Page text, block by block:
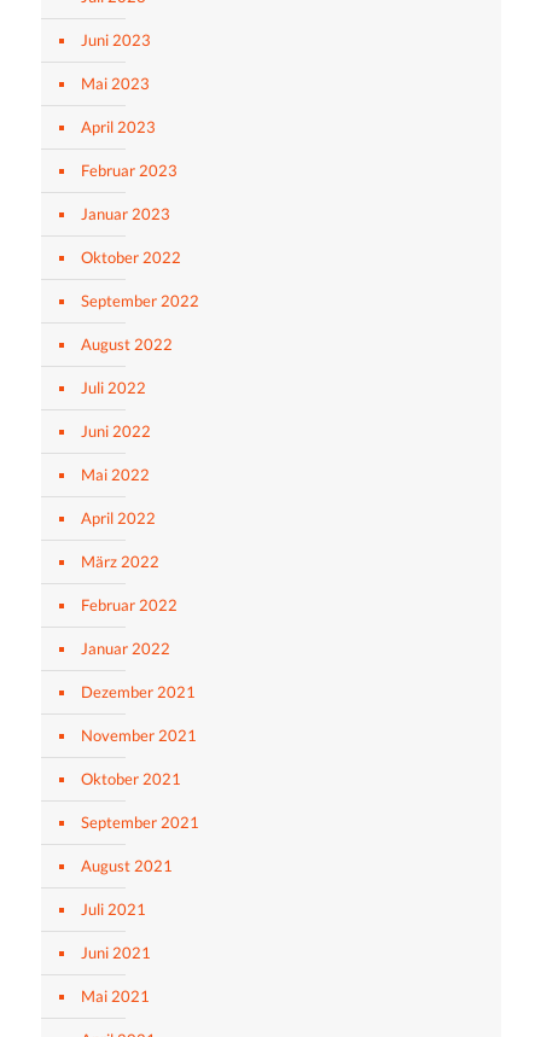
Juni 2023
Mai 2023
April 2023
Februar 2023
Januar 2023
Oktober 2022
September 2022
August 2022
Juli 2022
Juni 2022
Mai 2022
April 2022
März 2022
Februar 2022
Januar 2022
Dezember 2021
November 2021
Oktober 2021
September 2021
August 2021
Juli 2021
Juni 2021
Mai 2021